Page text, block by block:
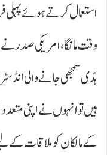
استعمال کرتے ہوئے
وقت مانگا، امریکی صدر
ہڈی سمجھی جانے والی
ہیں تو انہوں نے اپنی
کے مالکان کو ملاقات کے